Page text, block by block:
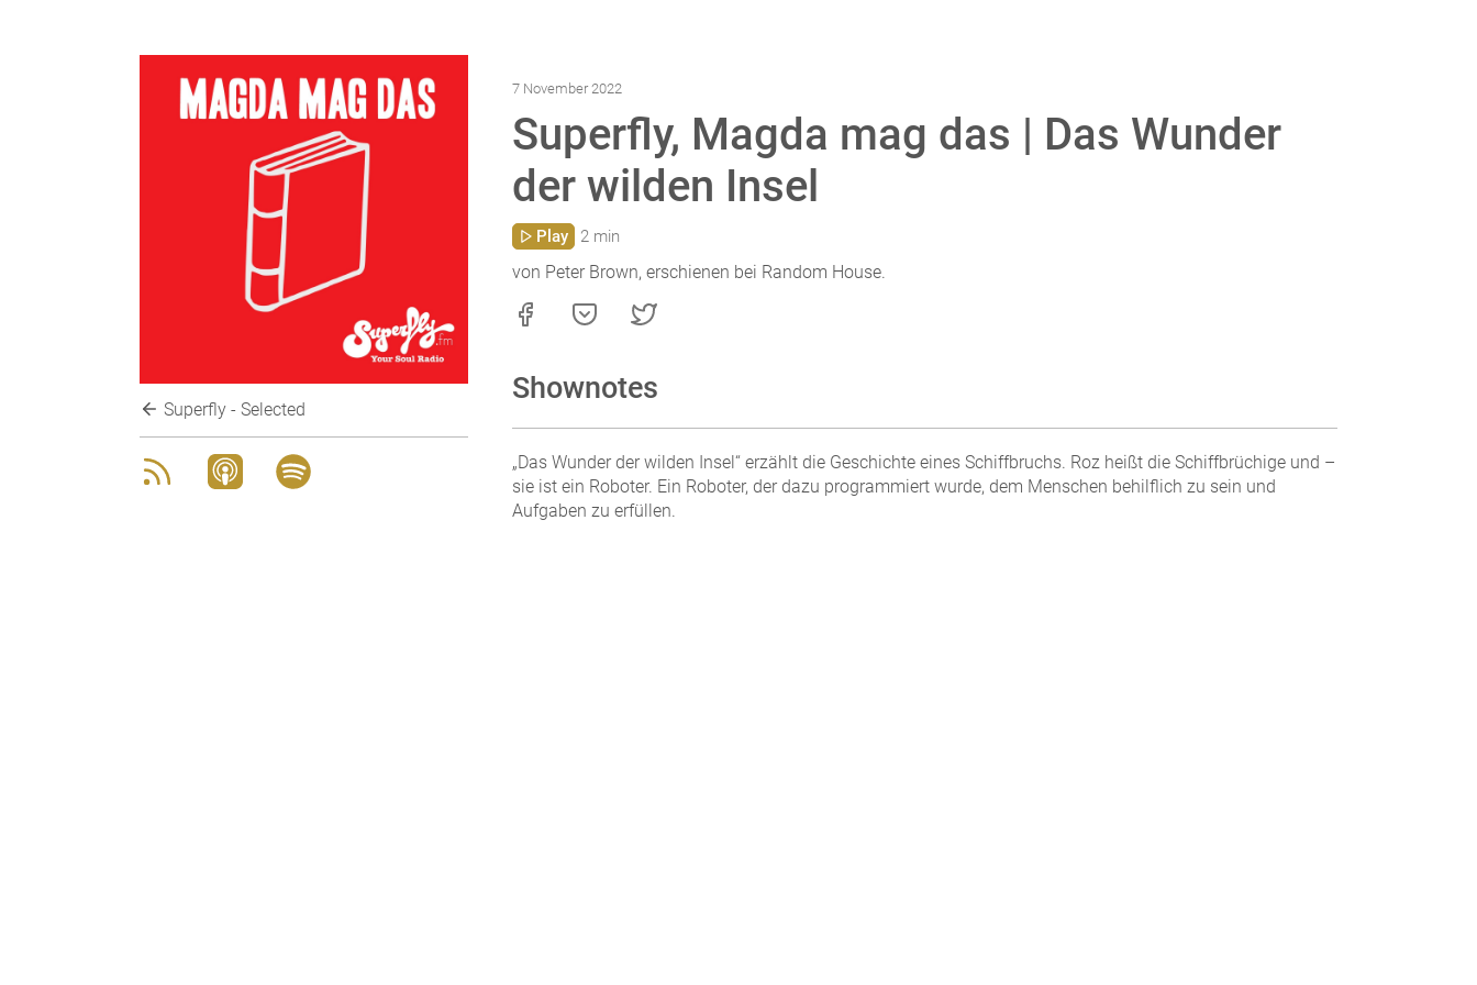
Superfly - Selected
7 November 2022
Superfly, Magda mag das | Das Wunder
der wilden Insel
Play 2 min
von Peter Brown, erschienen bei Random House.
Shownotes
„Das Wunder der wilden Insel“ erzählt die Geschichte eines Schiffbruchs. Roz heißt die Schiffbrüchige und –
sie ist ein Roboter. Ein Roboter, der dazu programmiert wurde, dem Menschen behilflich zu sein und
Aufgaben zu erfüllen.